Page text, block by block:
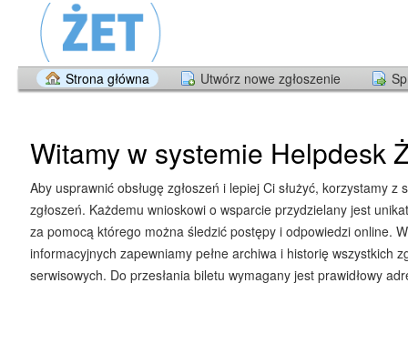
Strona główna Utwórz nowe zgłoszenie
Witamy w systemie Helpdesk
Aby usprawnić obsługę zgłoszeń i lepiej Ci służyć, korzystamy z
zgłoszeń. Każdemu wnioskowi o wsparcie przydzielany jest
za pomocą którego można śledzić postępy i odpowiedzi online.
informacyjnych zapewniamy pełne archiwa i historię wszystkich
serwisowych. Do przesłania biletu wymagany jest prawidłowy